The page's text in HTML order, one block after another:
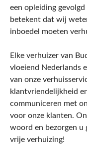
een opleiding
betekent dat wij
inboedel moeten
Elke verhuizer van
vloeiend Nederlands
van onze
klantvriendelijkheid
communiceren met
voor onze klanten.
woord en bezorgen u
vrije verhuizing!